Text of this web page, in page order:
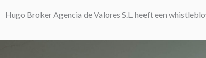
Hugo Broker Agencia de Valores S.L. heeft een